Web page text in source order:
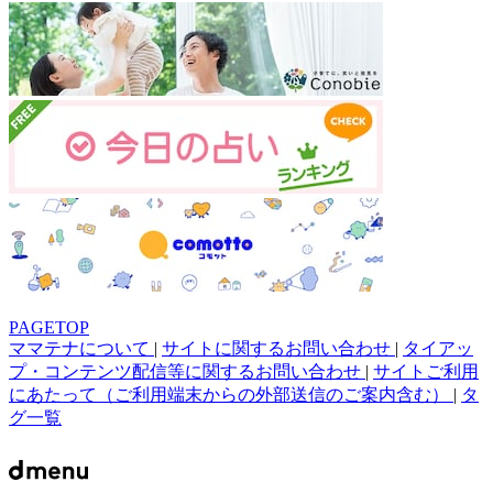
PAGETOP
ママテナについて | サイトに関するお問い合わせ | タイアッ
プ・コンテンツ配信等に関するお問い合わせ | サイトご利用
にあたって（ご利用端末からの外部送信のご案内含む） | タ
グ一覧